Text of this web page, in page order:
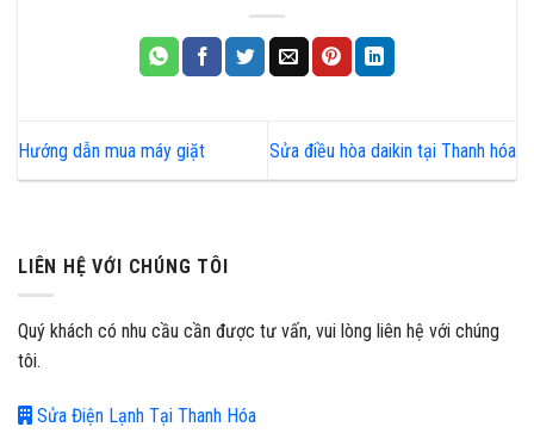
Hướng dẫn mua máy giặt Sửa điều hòa daikin tại Thanh hóa
LIÊN HỆ VỚI CHÚNG TÔI
Quý khách có nhu cầu cần được tư vấn, vui lòng liên hệ với chúng
tôi.
Sửa Điện Lạnh Tại Thanh Hóa